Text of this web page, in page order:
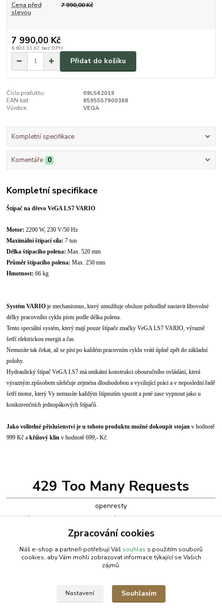
Cena před
slevou
7 990,00 Kč
7 990,00 Kč
6 603,31 Kč bez DPH
Přidat do košíku
Číslo produktu:
09LS62019
EAN kód:
8595557900368
Výrobce:
VEGA
Kompletní specifikace
Komentáře 0
Kompletní specifikace
Štípač na dřevo VeGA LS7 VARIO
Motor: 2200 W, 230 V/50 Hz
Maximální štípací síla:7 tun
Délka štípacího polena:Max. 520 mm
Průměr štípacího polena:Max. 250 mm
Hmotnost: 66 kg
Systém VARIO je mechanismus, který umožňuje obsluze pohodlně nastavit libovolné
délky pracovního cyklu pístu podle délka polena.
Tento speciální systém, který mají pouze štípače značky VeGA LS7 VARIO, výrazně
šetří elektrickou energii a čas.
Nemusíte tak čekat, až se píst po každém pracovním cyklu vrátí úplně zpět do základní
polohy.
Hydraulický štípač VeGA LS7 má unikátní konstrukci obouručního ovládání, která
výrazným způsobem ulehčuje zejména dlouhodobou a vysilující práci a v neposlední řadě
šetří motor, který Vy nemusíte každým štípnutím spustit a poté zase vypnout jako u
konkurenčních jednopákových štípačů.
Jako volitelné příslušenství je u tohoto produktu možné dokoupit stojan v hodnotě
999 Kč a křížový klín v hodnotě 699,- Kč
429 Too Many Requests
openresty
Zboží zařazeno v kategoriích
Zpracování cookies
Náš e-shop a partneři potřebují Váš souhlas s použitím souborů
cookies, aby Vám mohli zobrazovat informace týkající se Vašich
zájmů.
Nastavení Souhlasím